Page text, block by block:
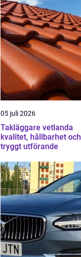
05 juli 2026
Takläggare vetlanda
kvalitet, hållbarhet och
tryggt utförande